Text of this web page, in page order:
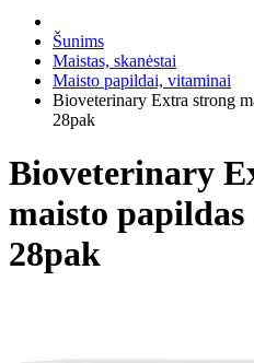
Šunims
Maistas, skanėstai
Maisto papildai, vitaminai
Bioveterinary Extra strong
28pak
Bioveterinary
maisto
28pak